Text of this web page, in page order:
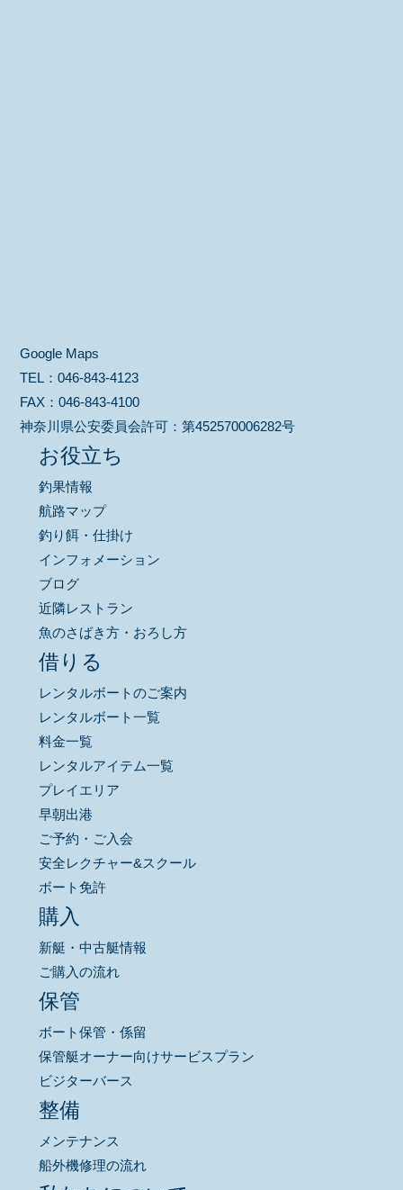
Google Maps
TEL：046-843-4123
FAX：046-843-4100
神奈川県公安委員会許可：第452570006282号
お役立ち
釣果情報
航路マップ
釣り餌・仕掛け
インフォメーション
ブログ
近隣レストラン
魚のさばき方・おろし方
借りる
レンタルボートのご案内
レンタルボート一覧
料金一覧
レンタルアイテム一覧
プレイエリア
早朝出港
ご予約・ご入会
安全レクチャー&スクール
ボート免許
購入
新艇・中古艇情報
ご購入の流れ
保管
ボート保管・係留
保管艇オーナー向けサービスプラン
ビジターバース
整備
メンテナンス
船外機修理の流れ